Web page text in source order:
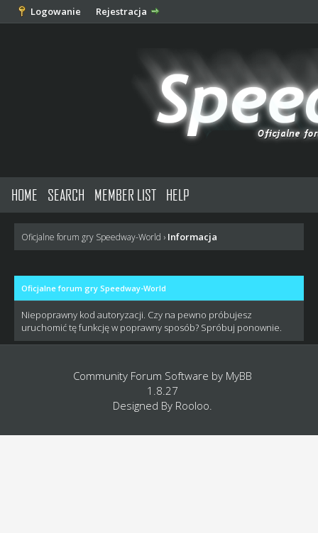
Logowanie Rejestracja
HOME SEARCH MEMBER LIST HELP
Oficjalne forum gry Speedway-World › Informacja
Oficjalne forum gry Speedway-World
Niepoprawny kod autoryzacji. Czy na pewno próbujesz
uruchomić tę funkcję w poprawny sposób? Spróbuj ponownie.
Community Forum Software by MyBB
1.8.27
Designed By Rooloo.